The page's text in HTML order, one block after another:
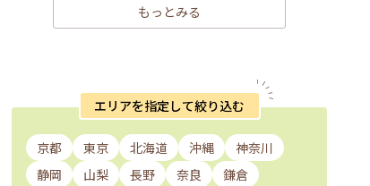
もっとみる
エリアを指定して絞り込む
京都 東京 北海道 沖縄
神奈川
静岡
山梨 長野 奈良 鎌倉